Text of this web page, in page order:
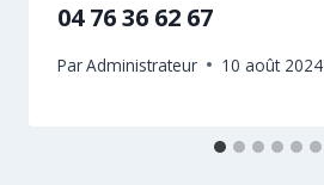
04 76 36 62 67
ParAdministrateur 10 août 2024